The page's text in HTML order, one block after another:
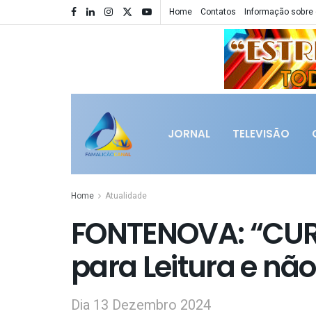
Home Contatos Informação sobre
JORNAL TELEVISÃO
Home Atualidade
FONTENOVA:
para Leitura e
Dia 13 Dezembro 2024